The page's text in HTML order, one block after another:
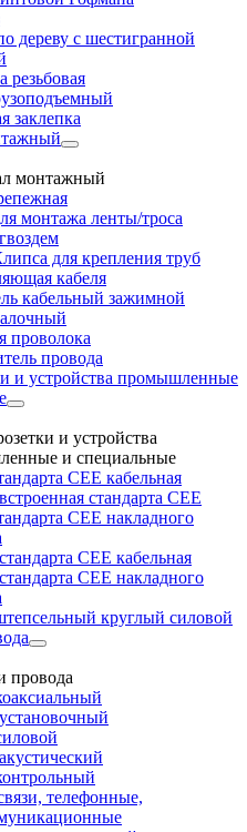
дереву с шестигранной
заклепка
монтажный
монтажа ленты/троса
для крепления труб
кабеля
кабельный зажимной
проволока
провода
и устройства промышленные
и устройства
и специальные
CEE кабельная
стандарта CEE
CEE накладного
СЕЕ кабельная
СЕЕ накладного
круглый силовой
провода
телефонные,